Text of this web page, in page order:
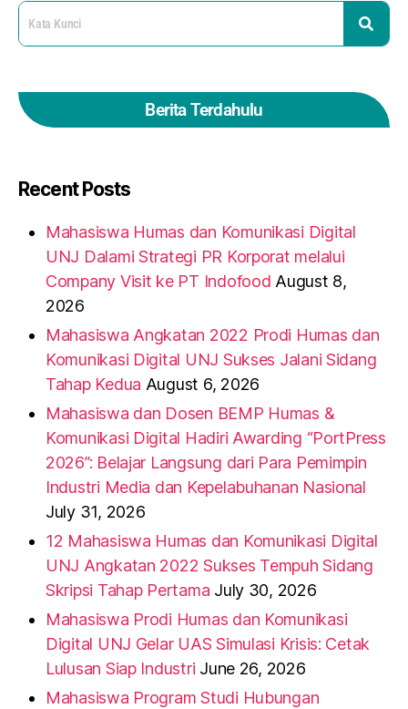
Berita Terdahulu
Recent Posts
Mahasiswa Humas dan Komunikasi Digital
UNJ Dalami Strategi PR Korporat melalui
Company Visit ke PT Indofood August 8,
2026
Mahasiswa Angkatan 2022 Prodi Humas dan
Komunikasi Digital UNJ Sukses Jalani Sidang
Tahap Kedua August 6, 2026
Mahasiswa dan Dosen BEMP Humas &
Komunikasi Digital Hadiri Awarding “PortPress
2026”: Belajar Langsung dari Para Pemimpin
Industri Media dan Kepelabuhanan Nasional
July 31, 2026
12 Mahasiswa Humas dan Komunikasi Digital
UNJ Angkatan 2022 Sukses Tempuh Sidang
Skripsi Tahap Pertama July 30, 2026
Mahasiswa Prodi Humas dan Komunikasi
Digital UNJ Gelar UAS Simulasi Krisis: Cetak
Lulusan Siap Industri June 26, 2026
Mahasiswa Program Studi Hubungan